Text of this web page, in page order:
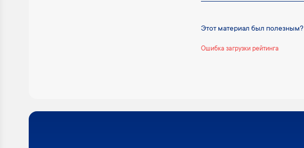
Этот материал был полезным?
Ошибка загрузки рейтинга